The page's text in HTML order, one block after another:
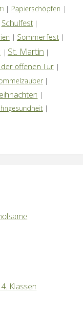
| Papierschöpfen |
Schulfest|
| Sommerfest|
| St. Martin |
der offenen Tür|
|
|
|
Klassen